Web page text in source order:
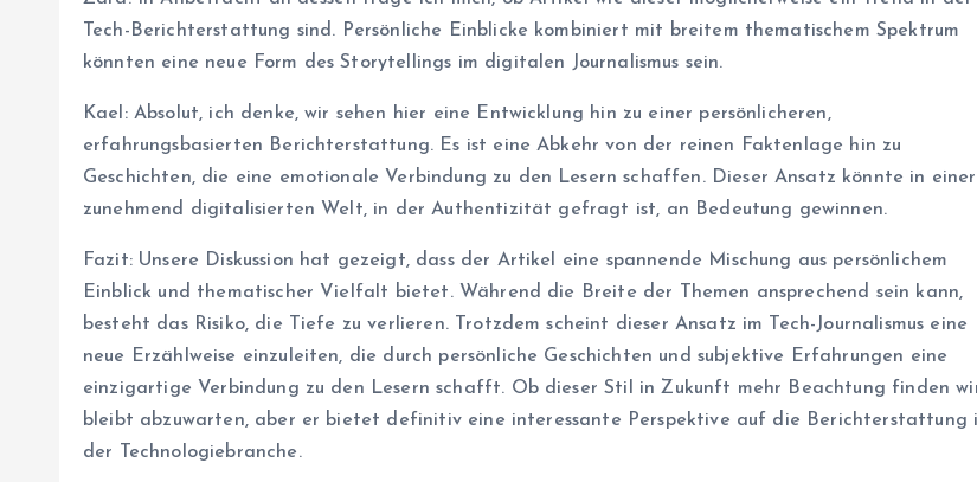
Tech-Berichterstattung sind. Persönliche Einblicke kombiniert mit breitem thematischem Spektrum
könnten eine neue Form des Storytellings im digitalen Journalismus sein.
Kael: Absolut, ich denke, wir sehen hier eine Entwicklung hin zu einer persönlicheren,
erfahrungsbasierten Berichterstattung. Es ist eine Abkehr von der reinen Faktenlage hin zu
Geschichten, die eine emotionale Verbindung zu den Lesern schaffen. Dieser Ansatz könnte in einer
zunehmend digitalisierten Welt, in der Authentizität gefragt ist, an Bedeutung gewinnen.
Fazit: Unsere Diskussion hat gezeigt, dass der Artikel eine spannende Mischung aus persönlichem
Einblick und thematischer Vielfalt bietet. Während die Breite der Themen ansprechend sein kann,
besteht das Risiko, die Tiefe zu verlieren. Trotzdem scheint dieser Ansatz im Tech-Journalismus eine
neue Erzählweise einzuleiten, die durch persönliche Geschichten und subjektive Erfahrungen eine
einzigartige Verbindung zu den Lesern schafft. Ob dieser Stil in Zukunft mehr Beachtung finden
bleibt abzuwarten, aber er bietet definitiv eine interessante Perspektive auf die Berichterstattung
der Technologiebranche.